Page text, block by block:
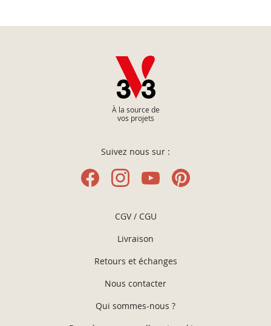
À la source de
vos projets
Suivez nous sur :
CGV / CGU
Livraison
Retours et échanges
Nous contacter
Qui sommes-nous ?